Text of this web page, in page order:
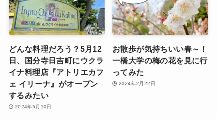
どんな料理だろう？5月12
日、国分寺日吉町にウクラ
イナ料理店『アトリエカフ
ェ イリーナ』がオープン
するみたい
2024年5月10日
お散歩が気持ちいい春～！
一橋大学の梅の花を見に行
ってみた
2024年2月22日